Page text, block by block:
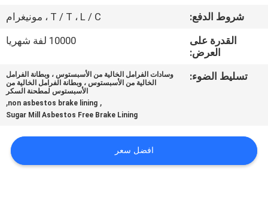
اطلب
PRIVACY
شروط الدفع:
T / T ، L / C ، مونيغرام
القدرة على
العرض:
10000 لفة شهريا
تسليط الضوء:
وسادات الفرامل الخالية من الأسبستوس ، وبطانة الفرامل
الخالية من الأسبستوس ، وبطانة الفرامل الخالية من
الأسبستوس لمطحنة السكر
,
non asbestos brake lining
,
Sugar Mill Asbestos Free Brake Lining
افضل سعر